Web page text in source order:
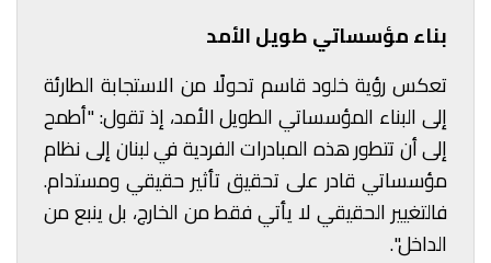
بناء مؤسساتي طويل الأمد
تعكس رؤية خلود قاسم تحولًا من الاستجابة الطارئة
إلى البناء المؤسساتي الطويل الأمد، إذ تقول: "أطمح
إلى أن تتطور هذه المبادرات الفردية في لبنان إلى نظام
مؤسساتي قادر على تحقيق تأثير حقيقي ومستدام.
فالتغيير الحقيقي لا يأتي فقط من الخارج، بل ينبع من
الداخل".